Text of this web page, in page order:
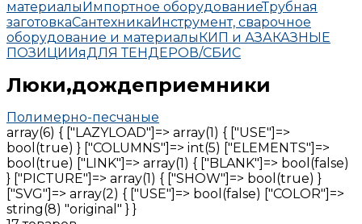
материалыИмпортное оборудованиеТрубная
заготовкаСантехникаИнструмент, сварочное
оборудование и материалыКИП и АЗАКАЗНЫЕ
ПОЗИЦИИяДЛЯ ТЕНДЕРОВ/СБИС
Люки,дождеприемники
Полимерно-песчаные
array(6) { ["LAZYLOAD"]=> array(1) { ["USE"]=>
bool(true) } ["COLUMNS"]=> int(5) ["ELEMENTS"]=>
bool(true) ["LINK"]=> array(1) { ["BLANK"]=> bool(false)
} ["PICTURE"]=> array(1) { ["SHOW"]=> bool(true) }
["SVG"]=> array(2) { ["USE"]=> bool(false) ["COLOR"]=>
string(8) "original" } }